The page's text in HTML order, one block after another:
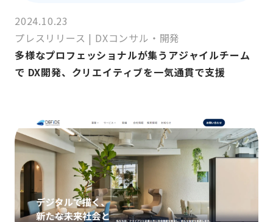
2024.10.23
プレスリリース | DXコンサル・開発
多様なプロフェッショナルが集うアジャイルチーム
で DX開発、クリエイティブを一気通貫で支援